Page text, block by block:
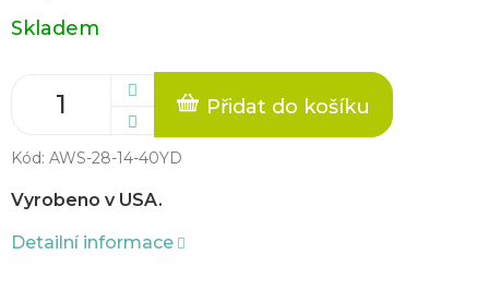
Měrná
cena:
Skladem
Přidat do košíku
Kód: AWS-28-14-40YD
Vyrobeno v USA.
Detailní informace